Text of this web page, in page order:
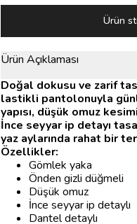
Ürün
Ürün Açıklaması
Doğal dokusu ve zarif
lastikli pantolonuyla
yapısı, düşük omuz
İnce seyyar ip detayı
yaz aylarında rahat bir
Özellikler:
Gömlek yaka
Önden gizli düğmeli
Düşük omuz
İnce seyyar ip detaylı
Dantel detaylı